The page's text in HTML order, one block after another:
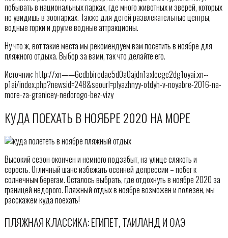
побывать в национальных парках, где много животных и зверей, которых
не увидишь в зоопарках. Также для детей развлекательные центры,
водные горки и другие водные аттракционы.
Ну что ж, вот такие места мы рекомендуем вам посетить в ноябре для
пляжного отдыха. Выбор за вами, так что делайте его.
Источник: http://xn——6cdbbiredae5d0a0ajdn1axlccge2dg1oyai.xn--
p1ai/index.php?newsid=248&seourl=plyazhnyy-otdyh-v-noyabre-2016-na-
more-za-granicey-nedorogo-bez-vizy
КУДА ПОЕХАТЬ В НОЯБРЕ 2020 НА МОРЕ
Высокий сезон окончен и немного подзабыт, на улице слякоть и
серость. Отличный шанс избежать осенней депрессии – побег к
солнечным берегам. Осталось выбрать, где отдохнуть в ноябре 2020 за
границей недорого. Пляжный отдых в ноябре возможен и полезен, мы
расскажем куда поехать!
ПЛЯЖНАЯ КЛАССИКА: ЕГИПЕТ, ТАИЛАНД И ОАЭ